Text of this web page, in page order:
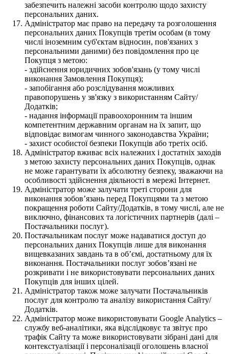
забезпечить належні засоби контролю щодо захисту
персональних даних.
Адміністратор має право на передачу та розголошення
персональних даних Покупців третім особам (в тому
числі іноземним суб'єктам відносин, пов'язаних з
персональними даними) без повідомлення про це
Покупця з метою:
- здійснення юридичних зобов'язань (у тому числі
виконання Замовлення Покупця);
- запобігання або розслідування можливих
правопорушень у зв'язку з використанням Сайту/
Додатків;
- надання інформації правоохоронним та іншим
компетентним державним органам на їх запит, що
відповідає вимогам чинного законодавства України;
- захист особистої безпеки Покупців або третіх осіб.
Адміністратор вживає всіх належних і достатніх заходів
з метою захисту персональних даних Покупців, однак
не може гарантувати їх абсолютну безпеку, зважаючи на
особливості здійснення діяльності в мережі Інтернет.
Адміністратор може залучати треті сторони для
виконання зобов’язань перед Покупцями та з метою
покращення роботи Сайту/Додатків, в тому числі, але не
виключно, фінансових та логістичних партнерів (далі –
Постачальники послуг).
Постачальникам послуг може надаватися доступ до
персональних даних Покупців лише для виконання
вищевказаних завдань та в об’ємі, достатньому для їх
виконання. Постачальники послуг зобов’язані не
розкривати і не використовувати персональних даних
Покупців для інших цілей.
Адміністратор також може залучати Постачальників
послуг для контролю та аналізу використання Сайту/
Додатків.
Адміністратор може використовувати Google Analytics –
службу веб-аналітики, яка відслідковує та звітує про
трафік Сайту та може використовувати зібрані дані для
контекстуалізації і персоналізації оголошень власної